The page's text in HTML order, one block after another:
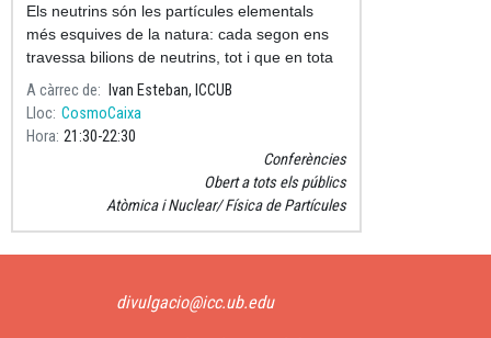
Els neutrins són les partícules elementals
més esquives de la natura: cada segon ens
travessa bilions de neutrins, tot i que en tota
la nostra vida només un d'ells interactuarà
amb el nostre cos.
A càrrec de
Ivan Esteban, ICCUB
Lloc CosmoCaixa
Hora 21:30 22:30
Conferències
Obert a tots els públics
Atòmica i Nuclear Física de Partícules
divulgacio@icc.ub.edu